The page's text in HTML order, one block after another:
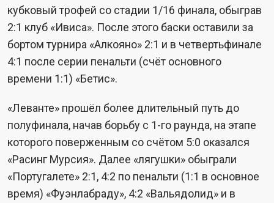
кубковый трофей со стадии 1/16 финала, обыграв
2:1 клуб «Ивиса». После этого баски оставили за
бортом турнира «Алкояно» 2:1 и в четвертьфинале
4:1 после серии пенальти (счёт основного
времени 1:1) «Бетис».
«Леванте» прошёл более длительный путь до
полуфинала, начав борьбу с 1-го раунда, на этапе
которого поверженным со счётом 5:0 оказался
«Расинг Мурсия». Далее «лягушки» обыграли
«Португалете» 2:1, 4:2 по пенальти (1:1 в основное
время) «Фуэнлабраду», 4:2 «Вальядолид» и в